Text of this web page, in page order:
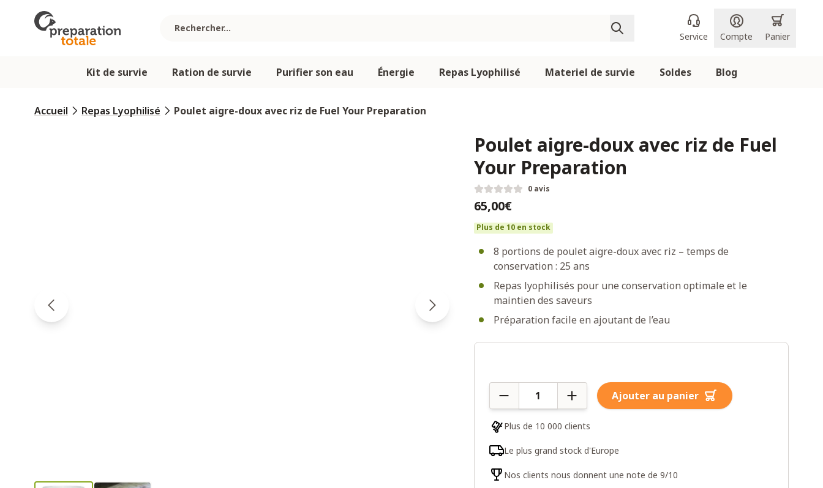
Kit de survie Ration de survie Purifier son eau Énergie Repas Lyophilisé Materiel de survie Soldes Blog
Service Compte Panier
Accueil Repas Lyophilisé Poulet aigre-doux avec riz de Fuel Your Preparation
Poulet aigre-doux avec riz de Fuel
Your Preparation
0 avis
65,00€
Plus de 10 en stock
8 portions de poulet aigre-doux avec riz – temps de
conservation : 25 ans
Repas lyophilisés pour une conservation optimale et le
maintien des saveurs
Préparation facile en ajoutant de l’eau
Ajouter au panier
Plus de 10 000 clients
Le plus grand stock d'Europe
Nos clients nous donnent une note de 9/10